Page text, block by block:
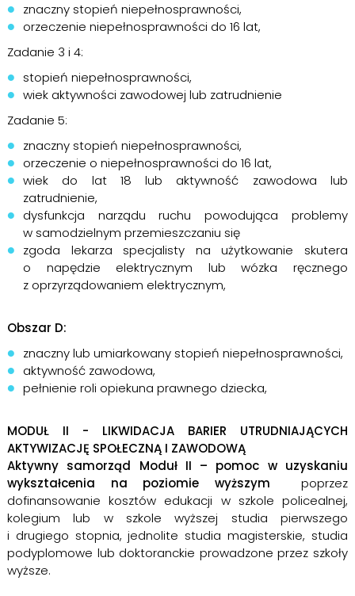
znaczny stopień niepełnosprawności,
orzeczenie niepełnosprawności do 16 lat,
Zadanie 3 i 4:
stopień niepełnosprawności,
wiek aktywności zawodowej lub zatrudnienie
Zadanie 5:
znaczny stopień niepełnosprawności,
orzeczenie o niepełnosprawności do 16 lat,
wiek do lat 18 lub aktywność zawodowa lub
zatrudnienie,
dysfunkcja narządu ruchu powodująca problemy
w samodzielnym przemieszczaniu się
zgoda lekarza specjalisty na użytkowanie skutera
o napędzie elektrycznym lub wózka ręcznego
z oprzyrządowaniem elektrycznym,
Obszar D:
znaczny lub umiarkowany stopień niepełnosprawności,
aktywność zawodowa,
pełnienie roli opiekuna prawnego dziecka,
MODUŁ II - LIKWIDACJA BARIER UTRUDNIAJĄCYCH
AKTYWIZACJĘ SPOŁECZNĄ I ZAWODOWĄ
Aktywny samorząd Moduł II – pomoc w uzyskaniu
wykształcenia na poziomie wyższympoprzez
dofinansowanie kosztów edukacji w szkole policealnej,
kolegium lub w szkole wyższej studia pierwszego
i drugiego stopnia, jednolite studia magisterskie, studia
podyplomowe lub doktoranckie prowadzone przez szkoły
wyższe.